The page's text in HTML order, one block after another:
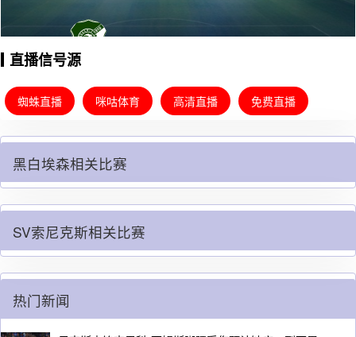
SV索尼克
斯
直播信号源
蜘蛛直播 咪咕体育 高清直播 免费直播
黑白埃森相关比赛
SV索尼克斯相关比赛
热门新闻